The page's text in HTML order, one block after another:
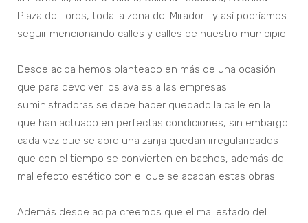
Plaza de Toros, toda la zona del Mirador… y así podríamos
seguir mencionando calles y calles de nuestro municipio.
Desde acipa hemos planteado en más de una ocasión
que para devolver los avales a las empresas
suministradoras se debe haber quedado la calle en la
que han actuado en perfectas condiciones, sin embargo
cada vez que se abre una zanja quedan irregularidades
que con el tiempo se convierten en baches, además del
mal efecto estético con el que se acaban estas obras
Además desde acipa creemos que el mal estado del